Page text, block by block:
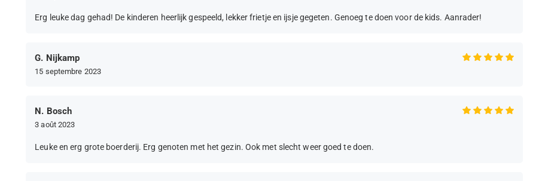
Erg leuke dag gehad! De kinderen heerlijk gespeeld, lekker frietje en ijsje gegeten. Genoeg te doen voor de kids. Aanrader!
G. Nijkamp
15 septembre 2023
N. Bosch
3 août 2023
Leuke en erg grote boerderij. Erg genoten met het gezin. Ook met slecht weer goed te doen.